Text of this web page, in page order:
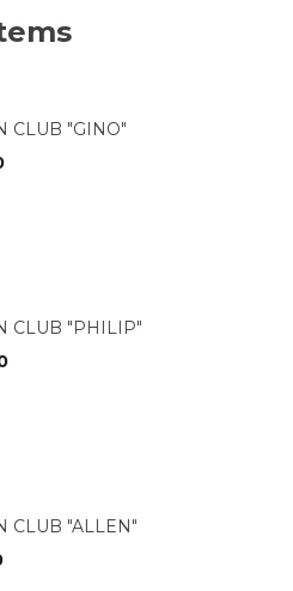
CLUB "GINO"
CLUB "PHILIP"
CLUB "ALLEN"